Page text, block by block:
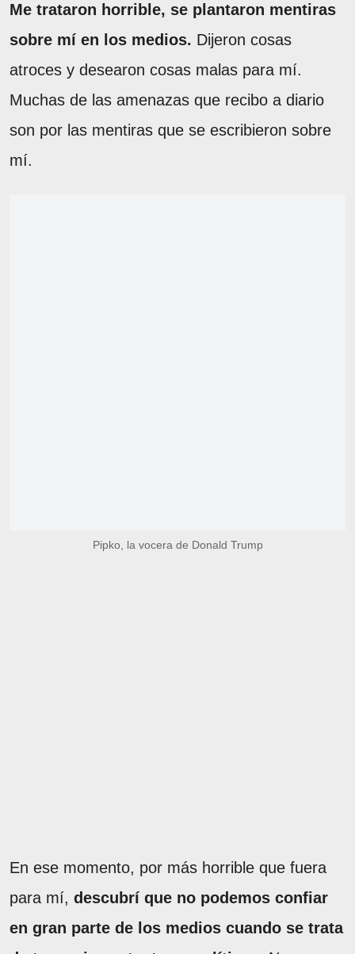
Me trataron horrible, se plantaron mentiras
sobre mí en los medios. Dijeron cosas
atroces y desearon cosas malas para mí.
Muchas de las amenazas que recibo a diario
son por las mentiras que se escribieron sobre
mí.
Pipko, la vocera de Donald Trump
En ese momento, por más horrible que fuera
para mí, descubrí que no podemos confiar
en gran parte de los medios cuando se trata